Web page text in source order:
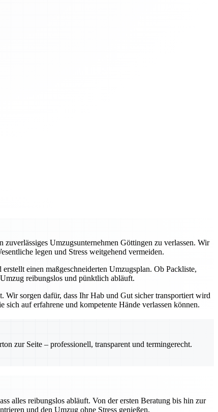
Umzugsunternehmen Göttingen zu verlassen. Wir
legen und Stress weitgehend vermeiden.
einen maßgeschneiderten Umzugsplan. Ob Packliste,
reibungslos und pünktlich abläuft.
sorgen dafür, dass Ihr Hab und Gut sicher transportiert wird
auf erfahrene und kompetente Hände verlassen können.
zur Seite – professionell, transparent und termingerecht.
alles reibungslos abläuft. Von der ersten Beratung bis hin zur
und den Umzug ohne Stress genießen.